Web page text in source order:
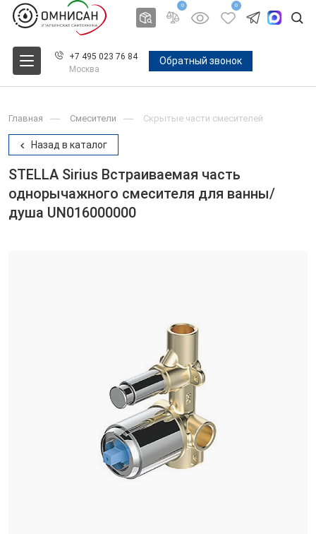
0 0
+7 495 023 76 84
Москва
Обратный звонок
Главная Смесители Скрытые части смесителей
Назад в каталог
STELLA Sirius Встраиваемая часть
однорычажного смесителя для ванны/
душа UN016000000